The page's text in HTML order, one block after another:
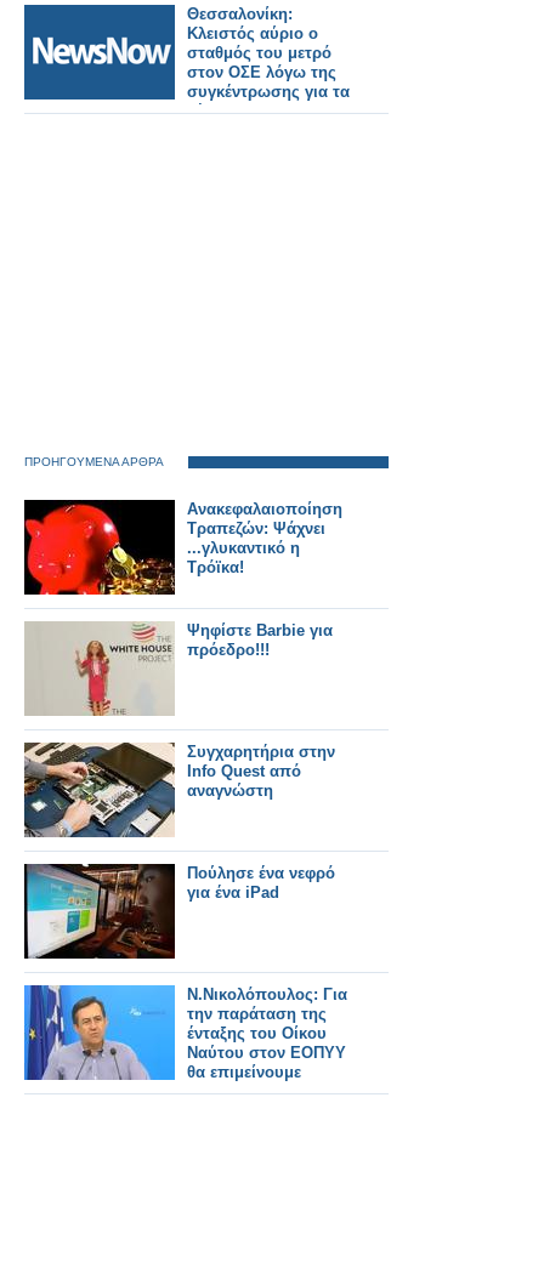
Θεσσαλονίκη:
Κλειστός αύριο ο
σταθμός του μετρό
στον ΟΣΕ λόγω της
συγκέντρωσης για τα
Τέμπη
ΠΡΟΗΓΟΥΜΕΝΑ ΑΡΘΡΑ
Ανακεφαλαιοποίηση
Τραπεζών: Ψάχνει
...γλυκαντικό η
Τρόϊκα!
Ψηφίστε Barbie για
πρόεδρο!!!
Συγχαρητήρια στην
Info Quest από
αναγνώστη
Πούλησε ένα νεφρό
για ένα iPad
Ν.Νικολόπουλος: Για
την παράταση της
ένταξης του Οίκου
Ναύτου στον ΕΟΠΥΥ
θα επιμείνουμε